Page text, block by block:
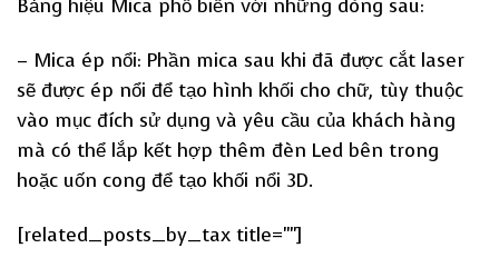
Bảng hiệu Mica phổ biến với những dòng sau:
– Mica ép nổi: Phần mica sau khi đã được cắt laser
sẽ được ép nổi để tạo hình khối cho chữ, tùy thuộc
vào mục đích sử dụng và yêu cầu của khách hàng
mà có thể lắp kết hợp thêm đèn Led bên trong
hoặc uốn cong để tạo khối nổi 3D.
[related_posts_by_tax title=""]